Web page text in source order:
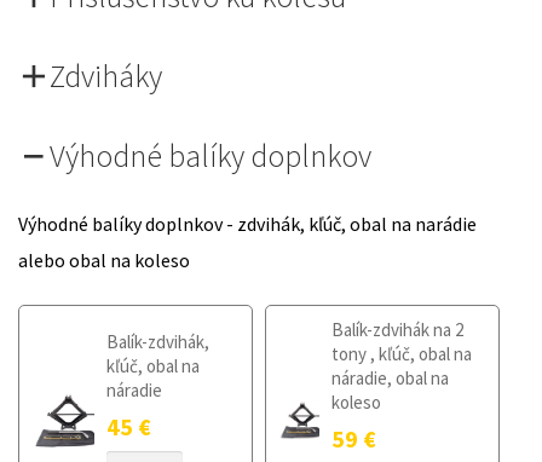
Zdviháky
Výhodné balíky doplnkov
Výhodné balíky doplnkov - zdvihák, kľúč, obal na narádie
alebo obal na koleso
Balík-zdvihák,
kľúč, obal na
náradie
45 €
Balík-zdvihák na 2
tony , kľúč, obal na
náradie, obal na
koleso
59 €